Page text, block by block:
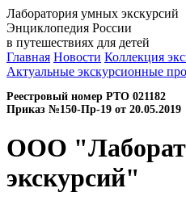
Лаборатория умных экскурсий
Энциклопедия России
в путешествиях для детей
Главная Новости Коллекция
Актуальные экскурсионные
Реестровый номер РТО 021182
Приказ №150-Пр-19 от 20.05.2019
ООО
экскурсий"